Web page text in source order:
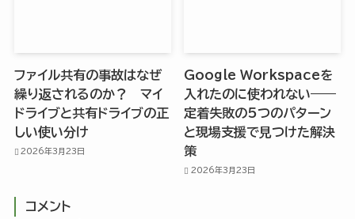
ファイル共有の事故はなぜ
繰り返されるのか？ マイ
ドライブと共有ドライブの正
しい使い分け
2026年3月23日
Google Workspaceを
入れたのに使われない——
定着失敗の5つのパターン
と現場支援で見つけた解決
策
2026年3月23日
コメント